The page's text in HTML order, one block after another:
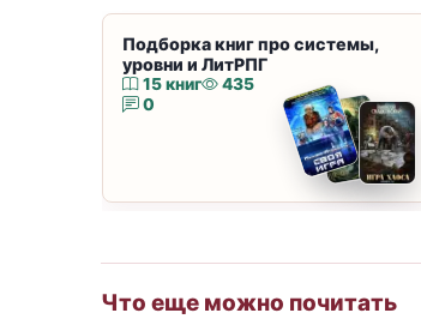
Подборка книг про системы,
уровни и ЛитРПГ
15 книг
435
0
Что еще можно почитать